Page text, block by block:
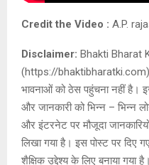
Credit the Video : A.P.
Disclaimer: Bhakti Bharat
(https://bhaktibharatki.com)
भावनाओं को ठेस पहुंचना नहीं है।
और जानकारी को भिन्न – भिन्न
और इंटरनेट पर मौजूदा
लिखा गया है। इस पोस्ट पर दिए
शैक्षिक उद्देश्य के लिए बनाया गया